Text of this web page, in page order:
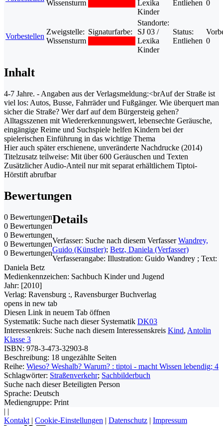
Wissensturm
Lexika
Kinder
Entliehen 0
Vorbestellen
Zweigstelle:
Wissensturm
Signaturfarbe:
Standorte:
SJ 03 /
Lexika
Kinder
Status:
Entliehen 0
Inhalt
4-7 Jahre. - Angaben aus der Verlagsmeldung:<brAuf der Straße ist
viel los: Autos, Busse, Fahrräder und Fußgänger. Wie überquert man
sicher die Straße? Wer darf auf dem Bürgersteig gehen?
Alltagsszenen mit Wiedererkennungswert, lebensechte Geräusche,
eingängige Reime und Suchspiele helfen Kindern bei der
spielerischen Einführung in das wichtige Thema
Hier auch später erschienene, unveränderte Nachdrucke (2014)
Titelzusatz teilweise: Mit über 600 Geräuschen und Texten
Zusätzlicher Audio-Anteil nur mit separat erhältlichem Tiptoi-
Hörstift abrufbar
Bewertungen
0 Bewertungen
0 Bewertungen
0 Bewertungen
0 Bewertungen
0 Bewertungen
Details
Verfasser: Suche nach diesem Verfasser Wandrey,
Guido (Künstler); Betz, Daniela (Verfasser)
Verfasserangabe: Illustration: Guido Wandrey ; Text:
Daniela Betz
Medienkennzeichen: Sachbuch Kinder und Jugend
Jahr: [2010]
Verlag: Ravensburg :, Ravensburger Buchverlag
opens in new tab
Diesen Link in neuem Tab öffnen
Systematik: Suche nach dieser Systematik DK03
Interessenkreis: Suche nach diesem Interessenskreis Kind, Antolin
Klasse 3
ISBN: 978-3-473-32903-8
Beschreibung: 18 ungezählte Seiten
Reihe: Wieso? Weshalb? Warum? : tiptoi - macht Wissen lebendig; 4
Schlagwörter: Straßenverkehr; Sachbilderbuch
Suche nach dieser Beteiligten Person
Sprache: Deutsch
Mediengruppe: Print
| |
Kontakt | Cookie-Einstellungen | Datenschutz | Impressum